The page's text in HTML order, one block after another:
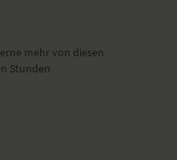
nicht der gewohnten
mehr von diesen
Stunden